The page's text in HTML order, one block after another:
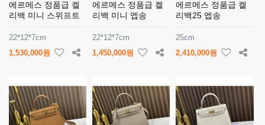
에르메스 정품급 켈
리백 미니 스위프트
22*12*7cm
1,530,000원
에르메스 정품급 켈
리백 미니 엡송
22*12*7cm
1,450,000원
에르메스 정품급 켈
리백25 엡송
25cm
2,410,000원